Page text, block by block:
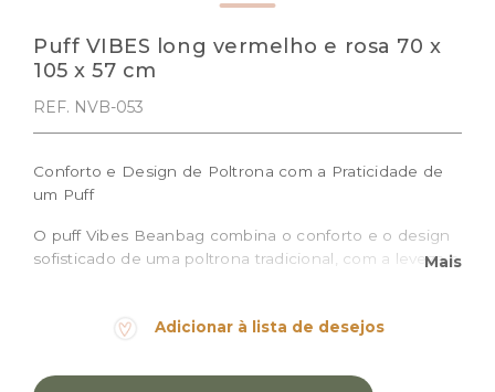
Puff VIBES long vermelho e rosa 70 x
105 x 57 cm
REF. NVB-053
Conforto e Design de Poltrona com a Praticidade de
um Puff
O puff Vibes Beanbag combina o conforto e o design
sofisticado de uma poltrona tradicional, com a leveza e
o móvel de um ambiente para outro. Ideal para salas,
prioridade.
Mais
Adicionar à lista de desejos